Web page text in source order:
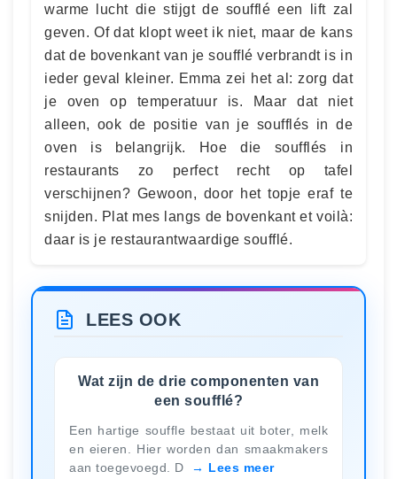
warme lucht die stijgt de soufflé een lift zal
geven. Of dat klopt weet ik niet, maar de kans
dat de bovenkant van je soufflé verbrandt is in
ieder geval kleiner. Emma zei het al: zorg dat
je oven op temperatuur is. Maar dat niet
alleen, ook de positie van je soufflés in de
oven is belangrijk. Hoe die soufflés in
restaurants zo perfect recht op tafel
verschijnen? Gewoon, door het topje eraf te
snijden. Plat mes langs de bovenkant et voilà:
daar is je restaurantwaardige soufflé.
LEES OOK
Wat zijn de drie componenten van
een soufflé?
Een hartige souffle bestaat uit boter, melk
en eieren. Hier worden dan smaakmakers
aan toegevoegd. D
Lees meer